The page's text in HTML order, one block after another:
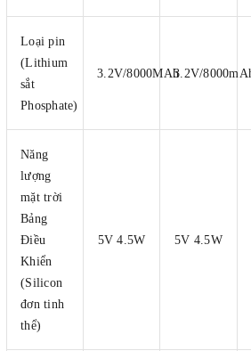
Loại pin
(Lithium
sắt
Phosphate)
3.2V/8000MAh3.2V/
Năng
lượng
mặt trời
Bảng
Điều
Khiển
(Silicon
đơn tinh
thể)
5V 4.5W 5V 4.5W